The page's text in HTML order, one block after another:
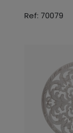
Ref: 70079